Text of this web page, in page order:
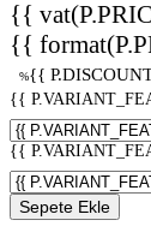
{{
{{
%{{
{{
{{
Sepete Ekle